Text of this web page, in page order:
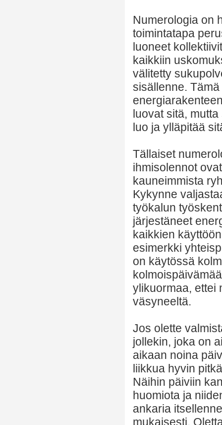
Numerologia on
toimintatapa
luoneet
kaikkiin
välitetty
sisällenne.
luovat sitä,
luo ja ylläpitää
Tällaiset
ihmisolennot
kauneimmista
Kykynne
työkalun
järjestäneet
kaikkien
esimerkki
on käytössä
ylikuormaa, ettei
väsyneeltä.
Jos olette
jollekin, joka on
aikaan noina
liikkua hyvin
Näihin päiviin
huomiota ja
ankaria
mukaisesti.